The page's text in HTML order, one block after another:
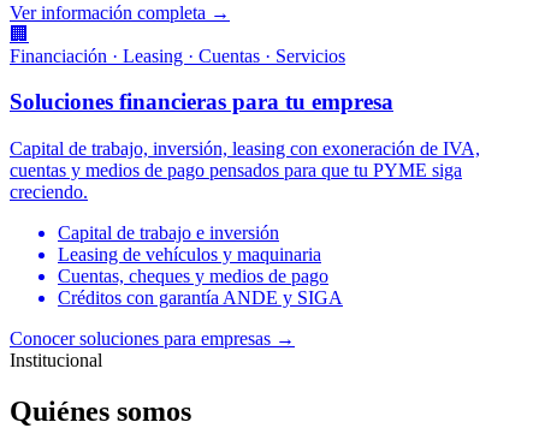
Ver información completa →
🏢
Financiación · Leasing · Cuentas · Servicios
Soluciones financieras para tu empresa
Capital de trabajo, inversión, leasing con exoneración de IVA,
cuentas y medios de pago pensados para que tu PYME siga
creciendo.
Capital de trabajo e inversión
Leasing de vehículos y maquinaria
Cuentas, cheques y medios de pago
Créditos con garantía ANDE y SIGA
Conocer soluciones para empresas →
Institucional
Quiénes somos